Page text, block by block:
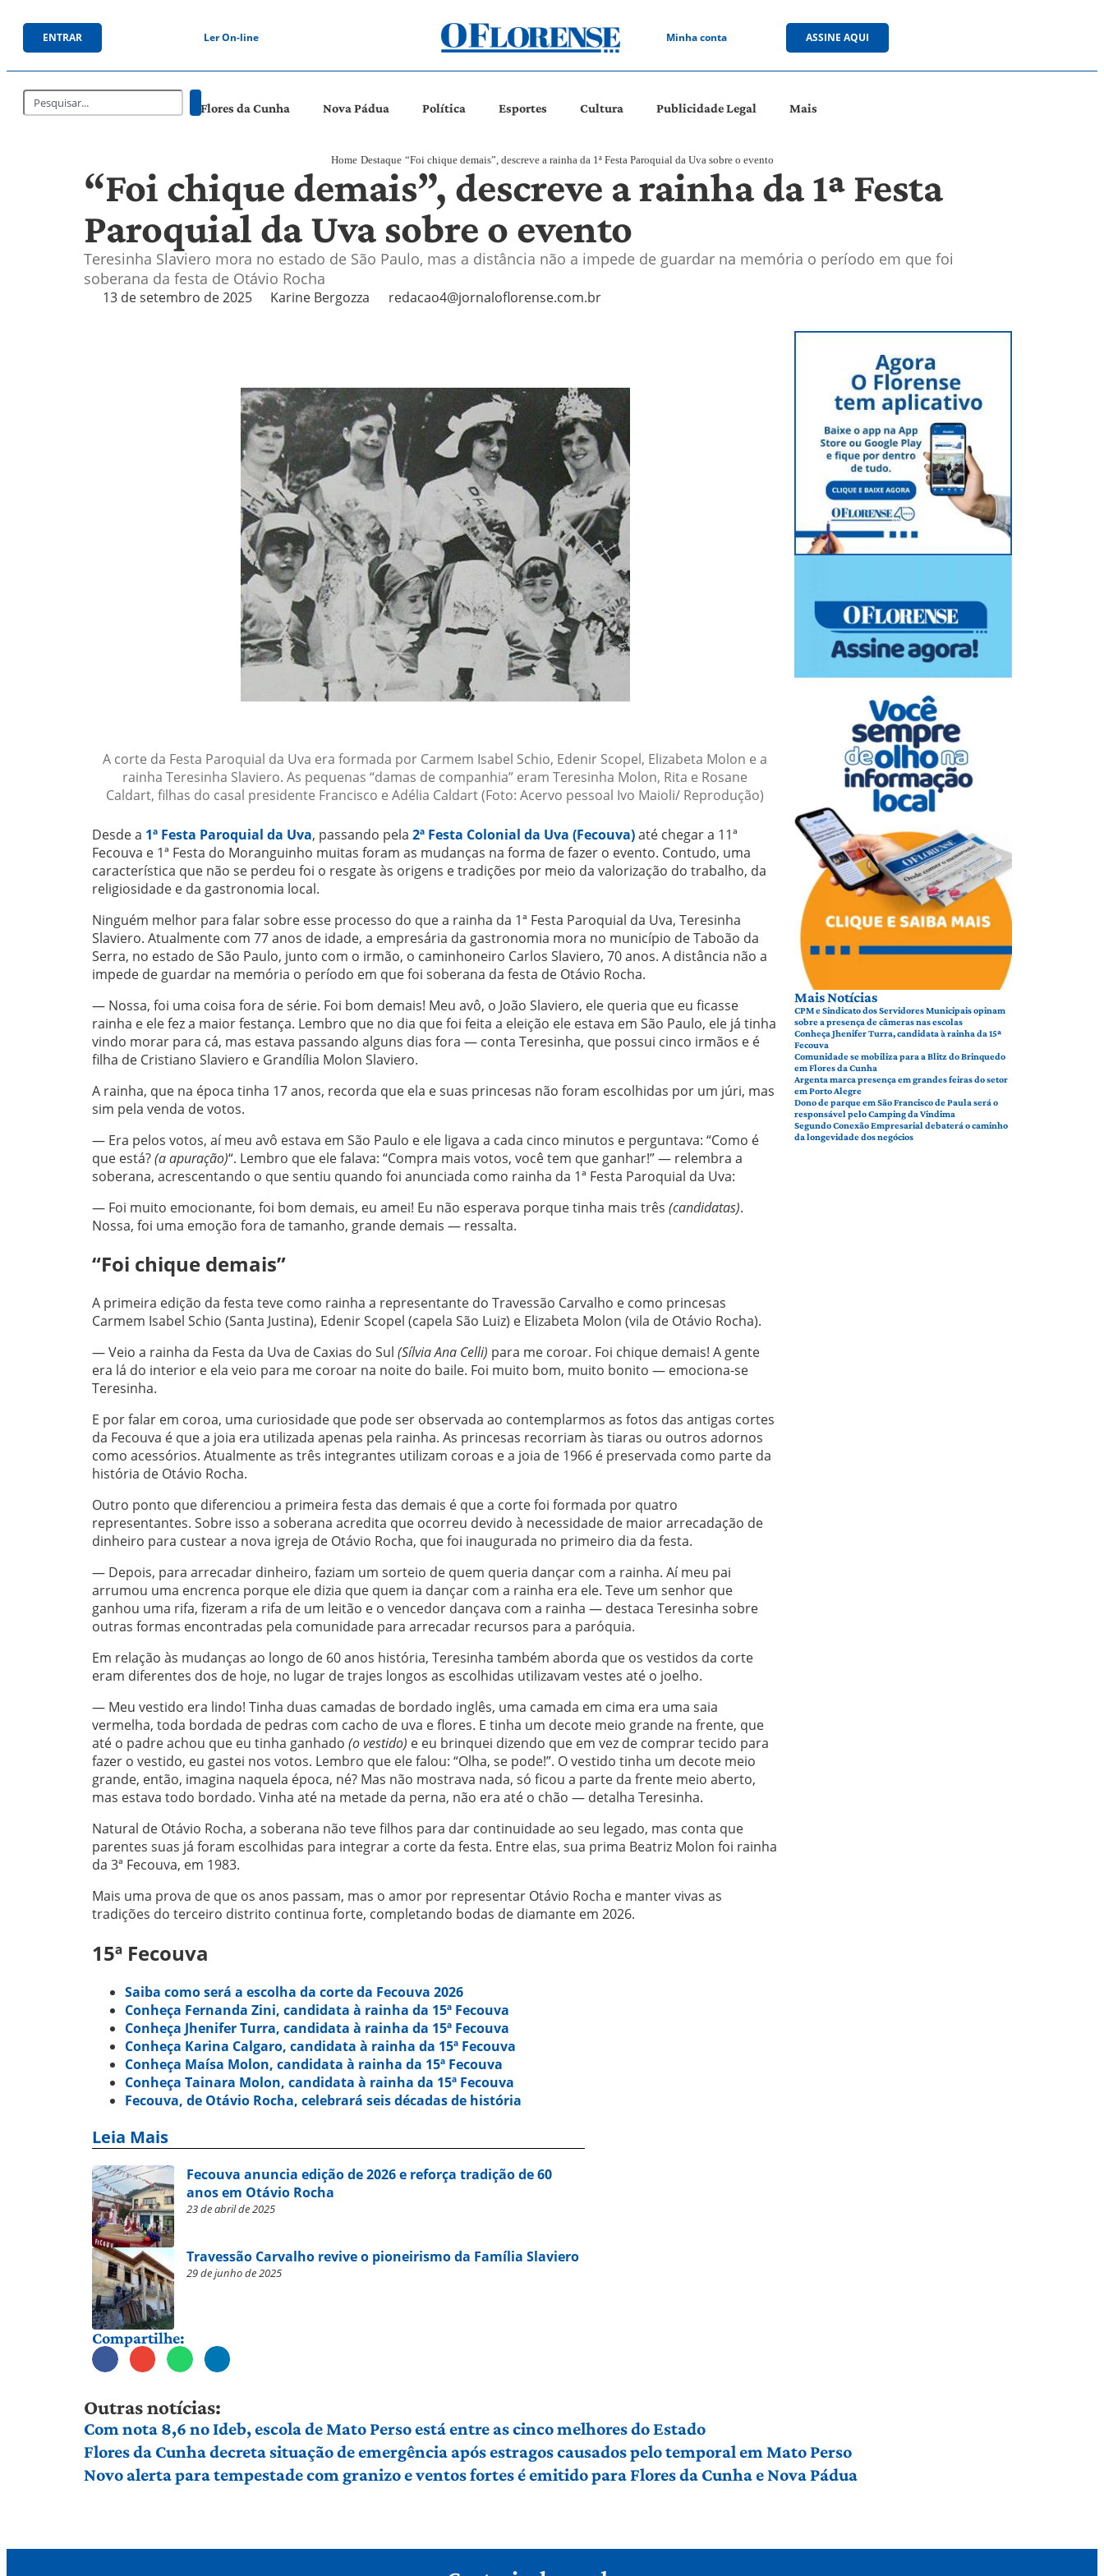
ENTRAR Ler On-line Minha conta ASSINE AQUI
Flores da Cunha Nova Pádua Política Esportes Cultura Publicidade Legal Mais
Home Destaque “Foi chique demais”, descreve a rainha da 1ª Festa Paroquial da Uva sobre o evento
“Foi chique demais”, descreve a rainha da 1ª Festa
Paroquial da Uva sobre o evento
Teresinha Slaviero mora no estado de São Paulo, mas a distância não a impede de guardar na memória o período em que foi
soberana da festa de Otávio Rocha
13 de setembro de 2025 Karine Bergozza redacao4@jornaloflorense.com.br
A corte da Festa Paroquial da Uva era formada por Carmem Isabel Schio, Edenir Scopel, Elizabeta Molon e a
rainha Teresinha Slaviero. As pequenas “damas de companhia” eram Teresinha Molon, Rita e Rosane
Caldart, filhas do casal presidente Francisco e Adélia Caldart (Foto: Acervo pessoal Ivo Maioli/ Reprodução)
Desde a 1ª Festa Paroquial da Uva, passando pela 2ª Festa Colonial da Uva (Fecouva)até chegar a 11ª
Fecouva e 1ª Festa do Moranguinho muitas foram as mudanças na forma de fazer o evento. Contudo, uma
característica que não se perdeu foi o resgate às origens e tradições por meio da valorização do trabalho, da
religiosidade e da gastronomia local.
Ninguém melhor para falar sobre esse processo do que a rainha da 1ª Festa Paroquial da Uva, Teresinha
Slaviero. Atualmente com 77 anos de idade, a empresária da gastronomia mora no município de Taboão da
Serra, no estado de São Paulo, junto com o irmão, o caminhoneiro Carlos Slaviero, 70 anos. A distância não a
impede de guardar na memória o período em que foi soberana da festa de Otávio Rocha.
— Nossa, foi uma coisa fora de série. Foi bom demais! Meu avô, o João Slaviero, ele queria que eu ficasse
rainha e ele fez a maior festança. Lembro que no dia que foi feita a eleição ele estava em São Paulo, ele já tinha
vindo morar para cá, mas estava passando alguns dias fora — conta Teresinha, que possui cinco irmãos e é
filha de Cristiano Slaviero e Grandília Molon Slaviero.
A rainha, que na época tinha 17 anos, recorda que ela e suas princesas não foram escolhidas por um júri, mas
sim pela venda de votos.
— Era pelos votos, aí meu avô estava em São Paulo e ele ligava a cada cinco minutos e perguntava: “Como é
que está?(a apuração)“. Lembro que ele falava: “Compra mais votos, você tem que ganhar!” — relembra a
soberana, acrescentando o que sentiu quando foi anunciada como rainha da 1ª Festa Paroquial da Uva:
— Foi muito emocionante, foi bom demais, eu amei! Eu não esperava porque tinha mais três (candidatas).
Nossa, foi uma emoção fora de tamanho, grande demais — ressalta.
“Foi chique demais”
A primeira edição da festa teve como rainha a representante do Travessão Carvalho e como princesas
Carmem Isabel Schio (Santa Justina), Edenir Scopel (capela São Luiz) e Elizabeta Molon (vila de Otávio Rocha).
— Veio a rainha da Festa da Uva de Caxias do Sul (Sílvia Ana Celli) para me coroar. Foi chique demais! A gente
era lá do interior e ela veio para me coroar na noite do baile. Foi muito bom, muito bonito — emociona-se
Teresinha.
E por falar em coroa, uma curiosidade que pode ser observada ao contemplarmos as fotos das antigas cortes
da Fecouva é que a joia era utilizada apenas pela rainha. As princesas recorriam às tiaras ou outros adornos
como acessórios. Atualmente as três integrantes utilizam coroas e a joia de 1966 é preservada como parte da
história de Otávio Rocha.
Outro ponto que diferenciou a primeira festa das demais é que a corte foi formada por quatro
representantes. Sobre isso a soberana acredita que ocorreu devido à necessidade de maior arrecadação de
dinheiro para custear a nova igreja de Otávio Rocha, que foi inaugurada no primeiro dia da festa.
— Depois, para arrecadar dinheiro, faziam um sorteio de quem queria dançar com a rainha. Aí meu pai
arrumou uma encrenca porque ele dizia que quem ia dançar com a rainha era ele. Teve um senhor que
ganhou uma rifa, fizeram a rifa de um leitão e o vencedor dançava com a rainha — destaca Teresinha sobre
outras formas encontradas pela comunidade para arrecadar recursos para a paróquia.
Em relação às mudanças ao longo de 60 anos história, Teresinha também aborda que os vestidos da corte
eram diferentes dos de hoje, no lugar de trajes longos as escolhidas utilizavam vestes até o joelho.
— Meu vestido era lindo! Tinha duas camadas de bordado inglês, uma camada em cima era uma saia
vermelha, toda bordada de pedras com cacho de uva e flores. E tinha um decote meio grande na frente, que
até o padre achou que eu tinha ganhado (o vestido) e eu brinquei dizendo que em vez de comprar tecido para
fazer o vestido, eu gastei nos votos. Lembro que ele falou: “Olha, se pode!”. O vestido tinha um decote meio
grande, então, imagina naquela época, né? Mas não mostrava nada, só ficou a parte da frente meio aberto,
mas estava todo bordado. Vinha até na metade da perna, não era até o chão — detalha Teresinha.
Natural de Otávio Rocha, a soberana não teve filhos para dar continuidade ao seu legado, mas conta que
parentes suas já foram escolhidas para integrar a corte da festa. Entre elas, sua prima Beatriz Molon foi rainha
da 3ª Fecouva, em 1983.
Mais uma prova de que os anos passam, mas o amor por representar Otávio Rocha e manter vivas as
tradições do terceiro distrito continua forte, completando bodas de diamante em 2026.
15ª Fecouva
Saiba como será a escolha da corte da Fecouva 2026
Conheça Fernanda Zini, candidata à rainha da 15ª Fecouva
Conheça Jhenifer Turra, candidata à rainha da 15ª Fecouva
Conheça Karina Calgaro, candidata à rainha da 15ª Fecouva
Conheça Maísa Molon, candidata à rainha da 15ª Fecouva
Conheça Tainara Molon, candidata à rainha da 15ª Fecouva
Fecouva, de Otávio Rocha, celebrará seis décadas de história
Leia Mais
Fecouva anuncia edição de 2026 e reforça tradição de 60
anos em Otávio Rocha
23 de abril de 2025
Travessão Carvalho revive o pioneirismo da Família Slaviero
29 de junho de 2025
Compartilhe:
Mais Notícias
CPM e Sindicato dos Servidores Municipais opinam
sobre a presença de câmeras nas escolas
Conheça Jhenifer Turra, candidata à rainha da 15ª
Fecouva
Comunidade se mobiliza para a Blitz do Brinquedo
em Flores da Cunha
Argenta marca presença em grandes feiras do setor
em Porto Alegre
Dono de parque em São Francisco de Paula será o
responsável pelo Camping da Vindima
Segundo Conexão Empresarial debaterá o caminho
da longevidade dos negócios
Outras notícias:
Com nota 8,6 no Ideb, escola de Mato Perso está entre as cinco melhores do Estado
Flores da Cunha decreta situação de emergência após estragos causados pelo temporal em Mato Perso
Novo alerta para tempestade com granizo e ventos fortes é emitido para Flores da Cunha e Nova Pádua